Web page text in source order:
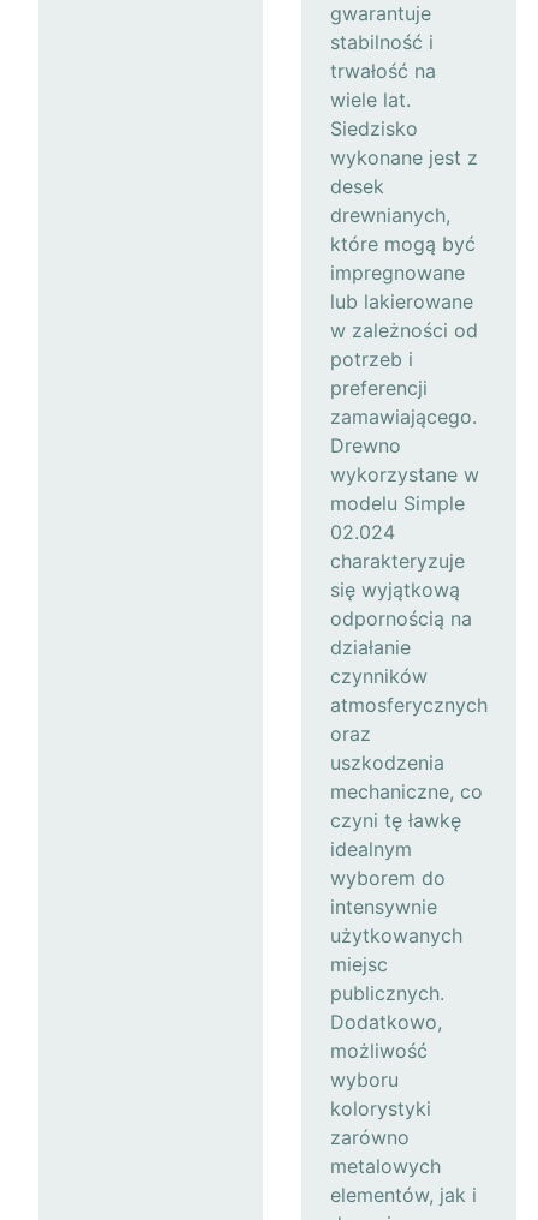
gwarantuje
stabilność i
trwałość na
wiele lat.
Siedzisko
wykonane jest z
desek
drewnianych,
które mogą być
impregnowane
lub lakierowane
w zależności od
potrzeb i
preferencji
zamawiającego.
Drewno
wykorzystane w
modelu Simple
02.024
charakteryzuje
się wyjątkową
odpornością na
działanie
czynników
atmosferycznych
oraz
uszkodzenia
mechaniczne, co
czyni tę ławkę
idealnym
wyborem do
intensywnie
użytkowanych
miejsc
publicznych.
Dodatkowo,
możliwość
wyboru
kolorystyki
zarówno
metalowych
elementów, jak i